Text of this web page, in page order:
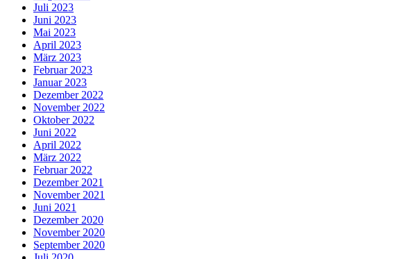
Juli 2023
Juni 2023
Mai 2023
April 2023
März 2023
Februar 2023
Januar 2023
Dezember 2022
November 2022
Oktober 2022
Juni 2022
April 2022
März 2022
Februar 2022
Dezember 2021
November 2021
Juni 2021
Dezember 2020
November 2020
September 2020